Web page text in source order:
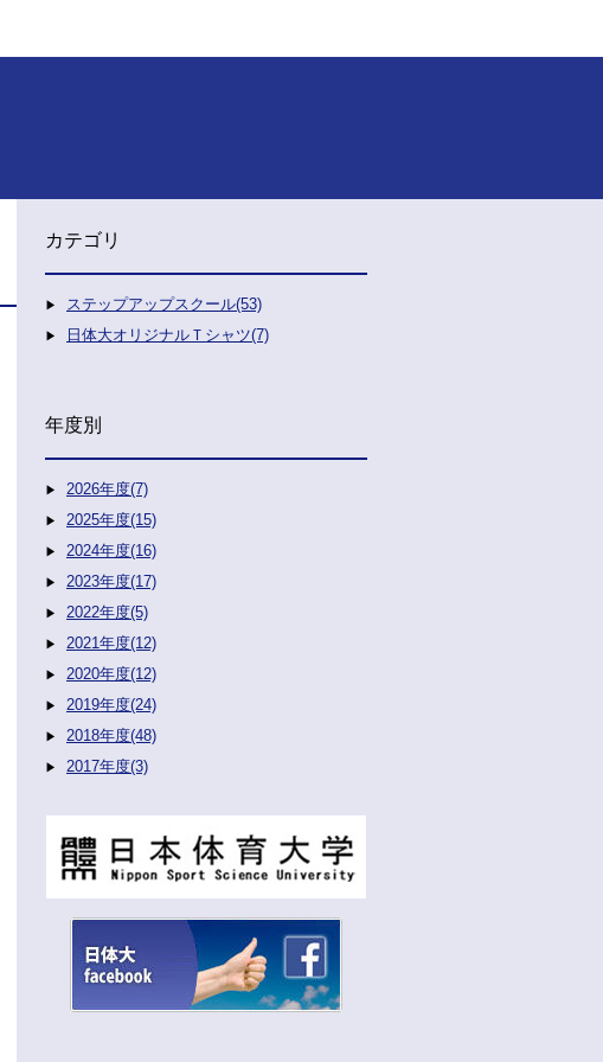
カテゴリ
ステップアップスクール(53)
日体大オリジナルＴシャツ(7)
年度別
2026年度(7)
2025年度(15)
2024年度(16)
2023年度(17)
2022年度(5)
2021年度(12)
2020年度(12)
2019年度(24)
2018年度(48)
2017年度(3)